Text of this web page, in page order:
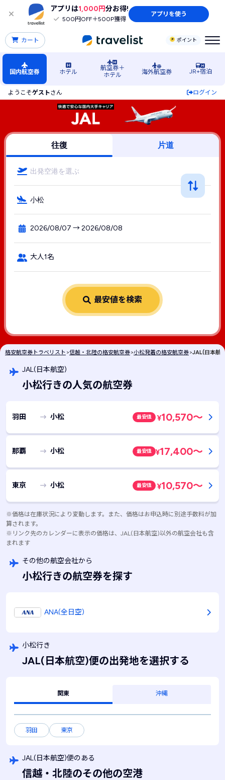
アプリは1,000円分お得!
500円OFF＋500P獲得
アプリを使う
ポイント
カート
国内航空券 ホテル
航空券＋
ホテル
海外航空券 JR+宿泊
ようこそゲストさん ログイン
小松（石川）空港行きJAL（JAL(日本航空)）の格安航空券・
往復 片道
出発空港を選ぶ
小松
2026/08/07 → 2026/08/08
大人1名
最安値を検索
格安航空券トラベリスト >信越・北陸の格安航空券>小松発着の格安航空券>JAL(日本航
JAL(日本航空)
小松行きの人気の航空券
羽田 小松 最安値 ¥10,570～
那覇 小松 最安値 ¥17,400～
東京 小松 最安値 ¥10,570～
※価格は在庫状況により変動します。また、価格はお申込時に別途手数料が加
算されます。
※リンク先のカレンダーに表示の価格は、JAL(日本航空)以外の航空会社も含
まれます
その他の航空会社から
小松行きの航空券を探す
ANA(全日空)
小松行き
JAL(日本航空)便の出発地を選択する
関東 沖縄
羽田 東京
JAL(日本航空)便のある
信越・北陸のその他の空港